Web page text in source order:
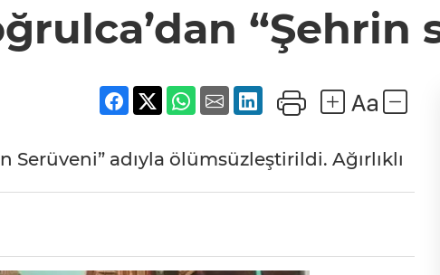
“Şehrin
adıyla ölümsüzleştirildi. Ağırlıklı